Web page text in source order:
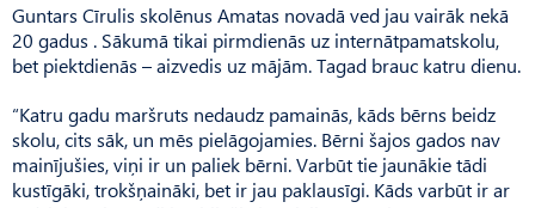
Guntars Cīrulis skolēnus Amatas novadā ved jau vairāk nekā
20 gadus . Sākumā tikai pirmdienās uz internātpamatskolu,
bet piektdienās – aizvedis uz mājām. Tagad brauc katru dienu.
“Katru gadu maršruts nedaudz pamainās, kāds bērns beidz
skolu, cits sāk, un mēs pielāgojamies. Bērni šajos gados nav
mainījušies, viņi ir un paliek bērni. Varbūt tie jaunākie tādi
kustīgāki, trokšņaināki, bet ir jau paklausīgi. Kāds varbūt ir ar